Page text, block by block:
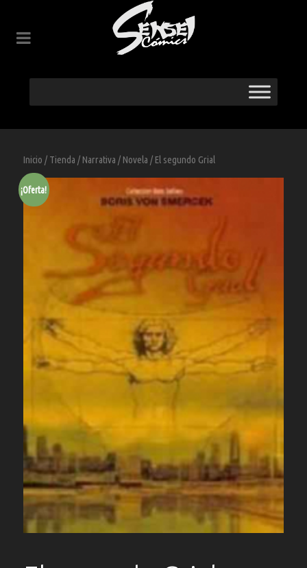
Inicio / Tienda / Narrativa / Novela / El segundo Grial
¡Oferta!